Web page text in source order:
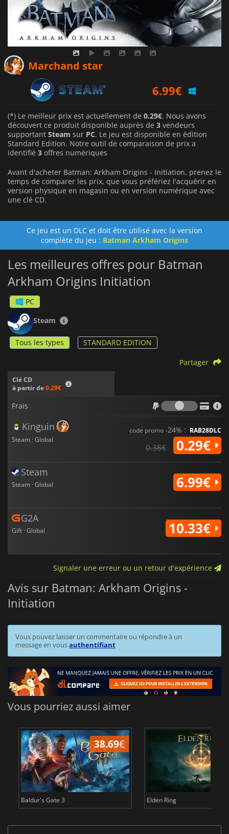
Marchand star
6.99€
10.33€
(*) Le meilleur prix est actuellement de 0.29€. Nous avons
découvert ce produit disponible auprès de 3 vendeurs
supportant Steam sur PC. Le jeu est disponible en édition
Standard Edition. Notre outil de comparaison de prix a
identifié 3 offres numériques
Avant d'acheter Batman: Arkham Origins - Initiation, prenez le
temps de comparer les prix, que vous préfériez l'acquérir en
version physique en magasin ou en version numérique avec
une clé CD.
Ce jeu est un DLC et doit être utilisé avec la version
complète du jeu : Batman Arkham Origins
Les meilleures offres pour Batman
Arkham Origins Initiation
PC
Steam
Tous les types STANDARD EDITION
Clé CD
à partir de0.29€
Partager
Frais
Frais
Kinguin
Steam · Global
code promo-24% : RAB28DLC
0.38€ 0.29€
Steam
Steam · Global 6.99€
G2A
Gift · Global 10.33€
Signaler une erreur ou un retour d'expérience
Avis sur Batman: Arkham Origins -
Initiation
Vous pouvez laisser un commentaire ou répondre à un
message en vousauthentifiant
Vous pourriez aussi aimer
38.69€
Baldur's Gate 3 Elden Ring